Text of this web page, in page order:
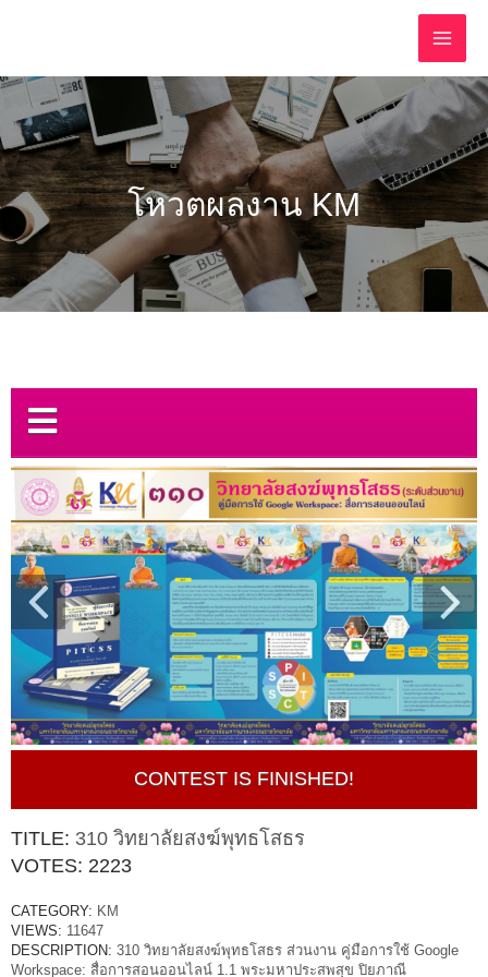
โหวตผลงาน KM
CONTEST IS FINISHED!
TITLE: 310 วิทยาลัยสงฆ์พุทธโสธร
VOTES: 2223
CATEGORY: KM
VIEWS: 11647
DESCRIPTION: 310 วิทยาลัยสงฆ์พุทธโสธร ส่วนงาน คู่มือการใช้ Google
Workspace: สื่อการสอนออนไลน์ 1.1 พระมหาประสพสุข ปิยภาณี